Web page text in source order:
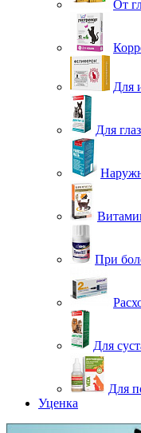
От
Для
Для
При
Для
Для
Уценка